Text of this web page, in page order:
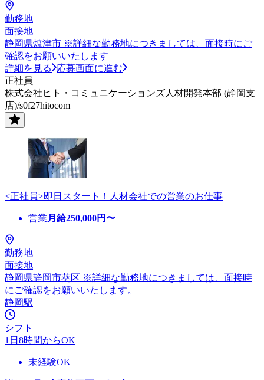
勤務地
面接地
静岡県焼津市 ※詳細な勤務地につきましては、面接時にご
確認をお願いいたします
詳細を見る
応募画面に進む
正社員
株式会社ヒト・コミュニケーションズ人材開発本部 (静岡支
店)/s0f27hitocom
<正社員>即日スタート！人材会社での営業のお仕事
営業 月給250,000円〜
勤務地
面接地
静岡県静岡市葵区 ※詳細な勤務地につきましては、面接時
にご確認をお願いいたします。
静岡駅
シフト
1日8時間からOK
未経験OK